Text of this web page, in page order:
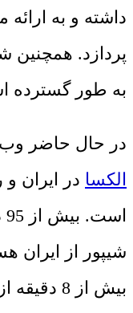
داشته و به
پردازد. همچنین
به طور گسترده
در حال حاضر وب
الکسا
شیپور از ایران
بیش از 8